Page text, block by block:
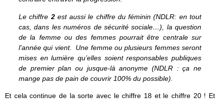
Le chiffre 2est aussi le chiffre du féminin (NDLR: en tout
cas, dans les numéros de sécurité sociale…), la question
de la femme ou des femmes pourrait être centrale sur
l’année qui vient. Une femme ou plusieurs femmes seront
mises en lumière qu’elles soient responsables publiques
de premier plan ou jusque-là anonyme (NDLR : ça ne
mange pas de pain de couvrir 100% du possible).
Et cela continue de la sorte avec le chiffre 18 et le chiffre 20 ! Et